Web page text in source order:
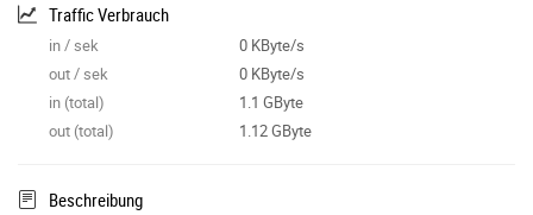
Traffic Verbrauch
in / sek
0 KByte/s
out / sek
0 KByte/s
in (total)
1.1 GByte
out (total)
1.12 GByte
Beschreibung